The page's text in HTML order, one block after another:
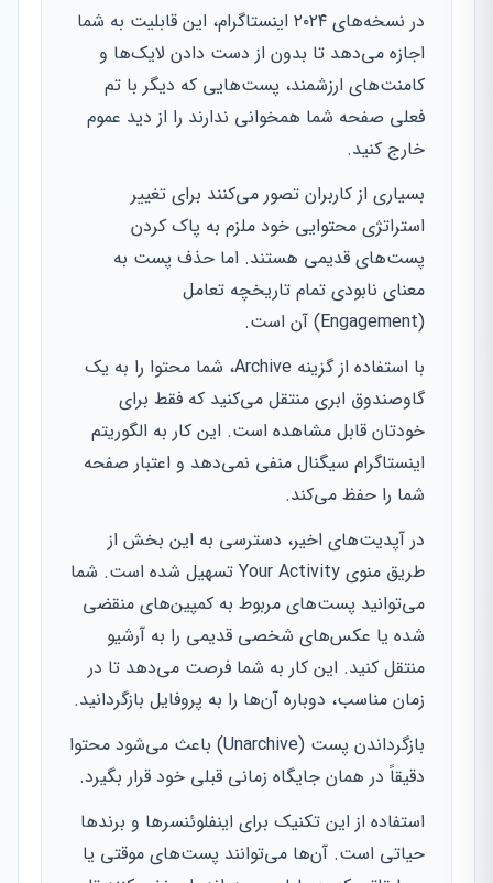
در نسخه‌های ۲۰۲۴ اینستاگرام، این قابلیت به شما
اجازه می‌دهد تا بدون از دست دادن لایک‌ها و
کامنت‌های ارزشمند، پست‌هایی که دیگر با تم
فعلی صفحه شما همخوانی ندارند را از دید عموم
خارج کنید.
بسیاری از کاربران تصور می‌کنند برای تغییر
استراتژی محتوایی خود ملزم به پاک کردن
پست‌های قدیمی هستند. اما حذف پست به
معنای نابودی تمام تاریخچه تعامل
(Engagement) آن است.
با استفاده از گزینه Archive، شما محتوا را به یک
گاوصندوق ابری منتقل می‌کنید که فقط برای
خودتان قابل مشاهده است. این کار به الگوریتم
اینستاگرام سیگنال منفی نمی‌دهد و اعتبار صفحه
شما را حفظ می‌کند.
در آپدیت‌های اخیر، دسترسی به این بخش از
طریق منوی Your Activity تسهیل شده است. شما
می‌توانید پست‌های مربوط به کمپین‌های منقضی
شده یا عکس‌های شخصی قدیمی را به آرشیو
منتقل کنید. این کار به شما فرصت می‌دهد تا در
زمان مناسب، دوباره آن‌ها را به پروفایل بازگردانید.
بازگرداندن پست (Unarchive) باعث می‌شود محتوا
دقیقاً در همان جایگاه زمانی قبلی خود قرار بگیرد.
استفاده از این تکنیک برای اینفلوئنسرها و برندها
حیاتی است. آن‌ها می‌توانند پست‌های موقتی یا